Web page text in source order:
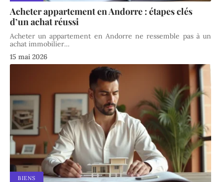
Acheter appartement en Andorre : étapes clés
d’un achat réussi
Acheter un appartement en Andorre ne ressemble pas à un
achat immobilier…
15 mai 2026
BIENS